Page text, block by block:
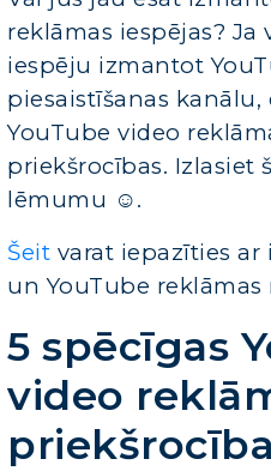
reklāmas iespējas? Ja
iespēju izmantot
piesaistīšanas kanālu,
YouTube video
priekšrocības. Izlasiet
lēmumu ☺.
Šeit varat iepazīties
un YouTube
5 spēcīgas
video